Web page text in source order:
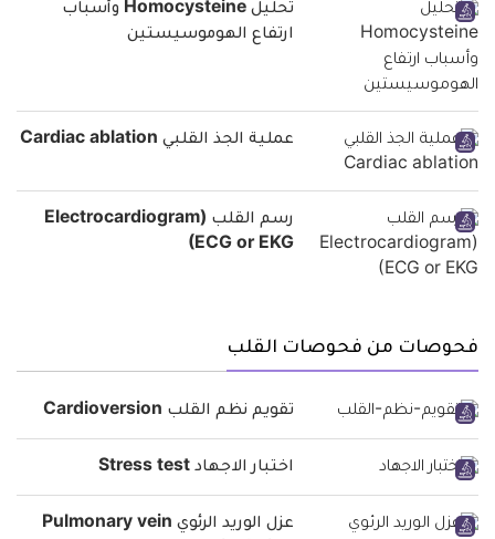
تحليل Homocysteine وأسباب
ارتفاع الهوموسيستين
عملية الجذ القلبي Cardiac ablation
رسم القلب (Electrocardiogram
(ECG or EKG
فحوصات من فحوصات القلب
تقويم نظم القلب Cardioversion
اختبار الاجهاد Stress test
عزل الوريد الرئوي Pulmonary vein